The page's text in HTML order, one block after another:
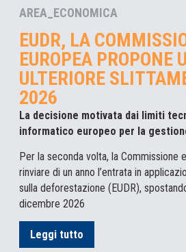
AREA_ECONOMICA
EUDR, LA
EUROPEA PROPONE
ULTERIORE
2026
La decisione motivata dai limiti
informatico europeo per la
Per la seconda volta, la Commissione
rinviare di un anno l’entrata in
sulla deforestazione (EUDR),
dicembre 2026
Leggi tutto